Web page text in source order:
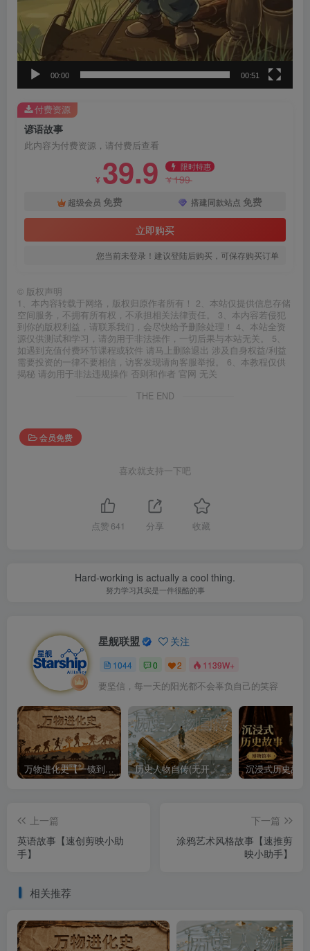
00:00 00:51
谚语故事
此内容为付费资源，请付费后查看
¥ 39.9 限时特惠
¥199
超级会员 免费 搭建同款站点 免费
立即购买
您当前未登录！建议登陆后购买，可保存购买订单
付费资源
© 版权声明
1、本内容转载于网络，版权归原作者所有！ 2、本站仅提供信息存储
空间服务，不拥有所有权，不承担相关法律责任。 3、本内容若侵犯
到你的版权利益，请联系我们，会尽快给予删除处理！ 4、本站全资
源仅供测试和学习，请勿用于非法操作，一切后果与本站无关。 5、
如遇到充值付费环节课程或软件 请马上删除退出 涉及自身权益/利益
需要投资的一律不要相信，访客发现请向客服举报。 6、本教程仅供
揭秘 请勿用于非法违规操作 否则和作者 官网 无关
THE END
会员免费
喜欢就支持一下吧
点赞 641 分享 收藏
Hard-working is actually a cool thing.
努力学习其实是一件很酷的事
星舰联盟 关注
1044 0 2 1139W+
要坚信，每一天的阳光都不会辜负自己的笑容
万物进化史【一镜到底】 历史人物自传(无开头模板)
上一篇
英语故事【速创剪映小助
手】
下一篇
涂鸦艺术风格故事【速推剪
映小助手】
相关推荐